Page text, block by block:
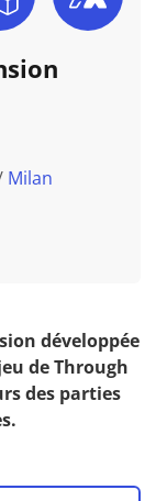
Milan
développée
de Through
des parties